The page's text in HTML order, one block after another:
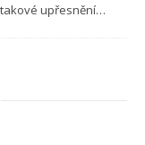
upřesnění…